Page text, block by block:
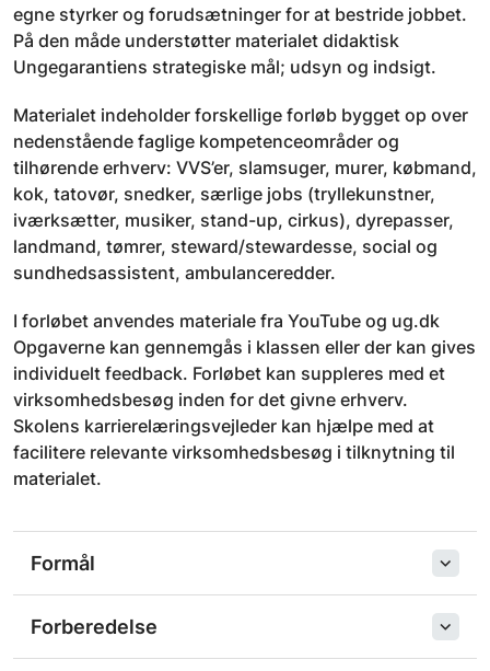
egne styrker og forudsætninger for at bestride jobbet.
På den måde understøtter materialet didaktisk
Ungegarantiens strategiske mål; udsyn og indsigt.
Materialet indeholder forskellige forløb bygget op over
nedenstående faglige kompetenceområder og
tilhørende erhverv: VVS’er, slamsuger, murer, købmand,
kok, tatovør, snedker, særlige jobs (tryllekunstner,
iværksætter, musiker, stand-up, cirkus), dyrepasser,
landmand, tømrer, steward/stewardesse, social og
sundhedsassistent, ambulanceredder.
I forløbet anvendes materiale fra YouTube og ug.dk
Opgaverne kan gennemgås i klassen eller der kan gives
individuelt feedback. Forløbet kan suppleres med et
virksomhedsbesøg inden for det givne erhverv.
Skolens karrierelæringsvejleder kan hjælpe med at
facilitere relevante virksomhedsbesøg i tilknytning til
materialet.
Formål
Forberedelse